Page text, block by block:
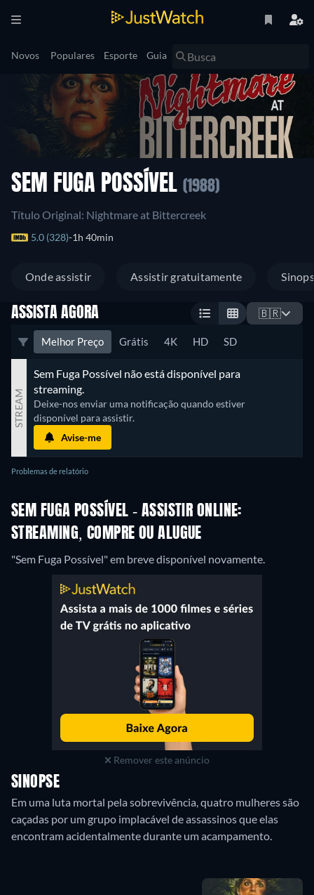
Novos Populares Esporte Guia
SEM FUGA POSSÍVEL (1988)
Título Original: Nightmare at Bittercreek
5.0 (328) 1h 40min
Onde assistir Assistir gratuitamente
ASSISTA AGORA 🇧🇷
Melhor Preço Grátis 4K HD SD
STREAM
Sem Fuga Possível não está disponível para
streaming.
Deixe-nos enviar uma notificação quando estiver
disponível para assistir.
Avise-me
Problemas de relatório
SEM FUGA POSSÍVEL - ASSISTIR ONLINE:
STREAMING, COMPRE OU ALUGUE
"Sem Fuga Possível" em breve disponível novamente.
Remover este anúncio
SINOPSE
Em uma luta mortal pela sobrevivência, quatro mulheres são
caçadas por um grupo implacável de assassinos que elas